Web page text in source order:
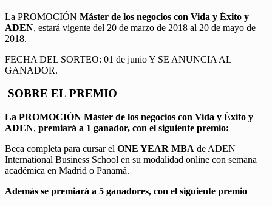
La PROMOCIÓN Máster de los negocios con Vida y Éxito y
ADEN, estará vigente del 20 de marzo de 2018 al 20 de mayo de
2018.
FECHA DEL SORTEO: 01 de junio Y SE ANUNCIA AL
GANADOR.
SOBRE EL PREMIO
La PROMOCIÓN Máster de los negocios con Vida y Éxito y
ADEN, premiará a 1 ganador, con el siguiente premio:
Beca completa para cursar el ONE YEAR MBA de ADEN
International Business School en su modalidad online con semana
académica en Madrid o Panamá.
Además se premiará a 5 ganadores, con el siguiente premio